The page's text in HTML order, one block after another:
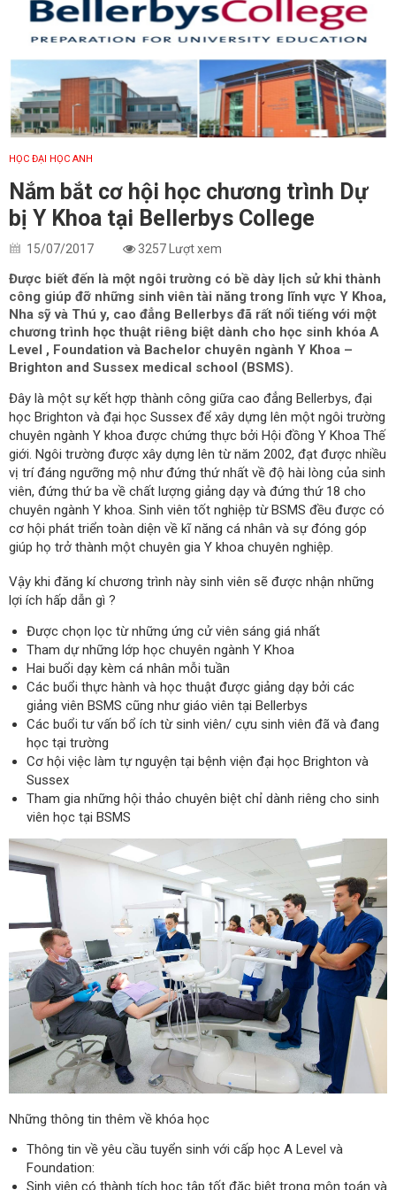
HỌC ĐẠI HỌC ANH
Nắm bắt cơ hội học chương trình Dự
bị Y Khoa tại Bellerbys College
15/07/2017 3257 Lượt xem
Được biết đến là một ngôi trường có bề dày lịch sử khi thành
công giúp đỡ những sinh viên tài năng trong lĩnh vực Y Khoa,
Nha sỹ và Thú y, cao đẳng Bellerbys đã rất nổi tiếng với một
chương trình học thuật riêng biệt dành cho học sinh khóa A
Level , Foundation và Bachelor chuyên ngành Y Khoa –
Brighton and Sussex medical school (BSMS).
Đây là một sự kết hợp thành công giữa cao đẳng Bellerbys, đại
học Brighton và đại học Sussex để xây dựng lên một ngôi trường
chuyên ngành Y khoa được chứng thực bởi Hội đồng Y Khoa Thế
giới. Ngôi trường được xây dựng lên từ năm 2002, đạt được nhiều
vị trí đáng ngưỡng mộ như đứng thứ nhất về độ hài lòng của sinh
viên, đứng thứ ba về chất lượng giảng dạy và đứng thứ 18 cho
chuyên ngành Y khoa. Sinh viên tốt nghiệp từ BSMS đều được có
cơ hội phát triển toàn diện về kĩ năng cá nhân và sự đóng góp
giúp họ trở thành một chuyên gia Y khoa chuyên nghiệp.
Vậy khi đăng kí chương trình này sinh viên sẽ được nhận những
lợi ích hấp dẫn gì ?
Được chọn lọc từ những ứng cử viên sáng giá nhất
Tham dự những lớp học chuyên ngành Y Khoa
Hai buổi dạy kèm cá nhân mỗi tuần
Các buổi thực hành và học thuật được giảng dạy bởi các
giảng viên BSMS cũng như giáo viên tại Bellerbys
Các buổi tư vấn bổ ích từ sinh viên/ cựu sinh viên đã và đang
học tại trường
Cơ hội việc làm tự nguyện tại bệnh viện đại học Brighton và
Sussex
Tham gia những hội thảo chuyên biệt chỉ dành riêng cho sinh
viên học tại BSMS
Những thông tin thêm về khóa học
Thông tin về yêu cầu tuyển sinh với cấp học A Level và
Foundation:
Sinh viên có thành tích học tập tốt đặc biệt trong môn toán và